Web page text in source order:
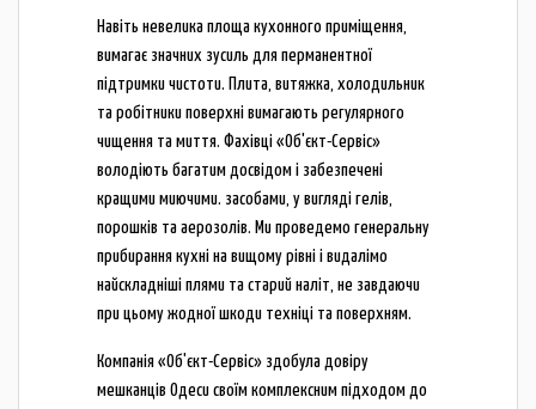
Навіть невелика площа кухонного приміщення,
вимагає значних зусиль для перманентної
підтримки чистоти. Плита, витяжка, холодильник
та робітники поверхні вимагають регулярного
чищення та миття. Фахівці «Об'єкт-Сервіс»
володіють багатим досвідом і забезпечені
кращими миючими. засобами, у вигляді гелів,
порошків та аерозолів. Ми проведемо генеральну
прибирання кухні на вищому рівні і видалімо
найскладніші плями та старий наліт, не завдаючи
при цьому жодної шкоди техніці та поверхням.
Компанія «Об'єкт-Сервіс» здобула довіру
мешканців Одеси своїм комплексним підходом до